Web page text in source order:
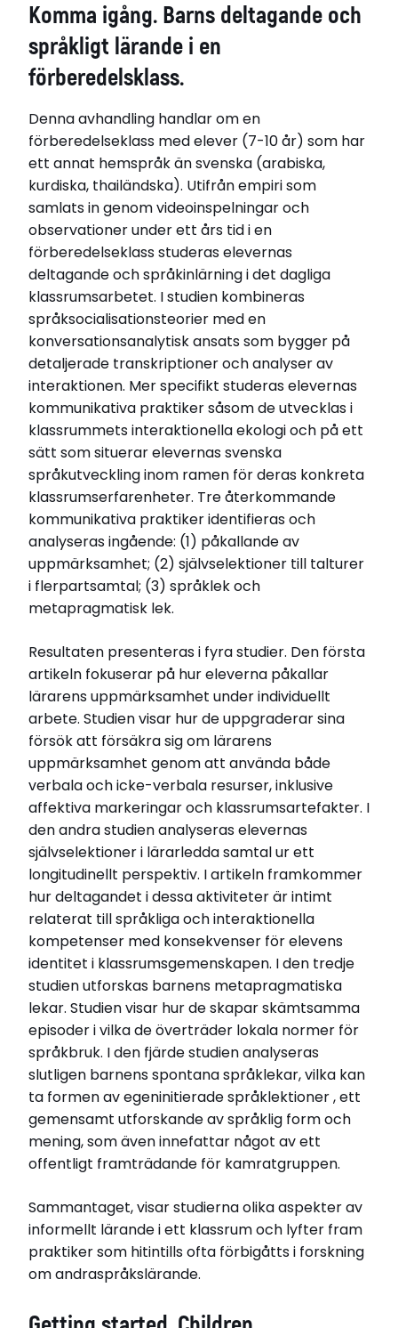
Asta Cekaite
Handledare
Professor Karin Aronsson
Opponent
Disputerat vid
LiU – Linköpings universitet
Disputationsdag
2006-05-05
Titel (se)
Komma igång. Barns deltagande och språkligt
Titel (eng)
Getting started. Children
Institution
Institutionen för Tema, Tema Barn
Relaterade länkar
Läs Skolportens intervju med Asta Cekaite
Läs hela avhandlingen (pdf)
Komma igång. Barns deltagande och
språkligt lärande i en
förberedelsklass.
Denna avhandling handlar om en
förberedelseklass med elever (7-10 år) som har
ett annat hemspråk än svenska (arabiska,
kurdiska, thailändska). Utifrån empiri som
samlats in genom videoinspelningar och
observationer under ett års tid i en
förberedelseklass studeras elevernas
deltagande och språkinlärning i det dagliga
klassrumsarbetet. I studien kombineras
språksocialisationsteorier med en
konversationsanalytisk ansats som bygger på
detaljerade transkriptioner och analyser av
interaktionen. Mer specifikt studeras elevernas
kommunikativa praktiker såsom de utvecklas i
klassrummets interaktionella ekologi och på ett
sätt som situerar elevernas svenska
språkutveckling inom ramen för deras konkreta
klassrumserfarenheter. Tre återkommande
kommunikativa praktiker identifieras och
analyseras ingående: (1) påkallande av
uppmärksamhet; (2) självselektioner till talturer
i flerpartsamtal; (3) språklek och
metapragmatisk lek.
Resultaten presenteras i fyra studier. Den första
artikeln fokuserar på hur eleverna påkallar
lärarens uppmärksamhet under individuellt
arbete. Studien visar hur de uppgraderar sina
försök att försäkra sig om lärarens
uppmärksamhet genom att använda både
verbala och icke-verbala resurser, inklusive
affektiva markeringar och klassrumsartefakter. I
den andra studien analyseras elevernas
självselektioner i lärarledda samtal ur ett
longitudinellt perspektiv. I artikeln framkommer
hur deltagandet i dessa aktiviteter är intimt
relaterat till språkliga och interaktionella
kompetenser med konsekvenser för elevens
identitet i klassrumsgemenskapen. I den tredje
studien utforskas barnens metapragmatiska
lekar. Studien visar hur de skapar skämtsamma
episoder i vilka de överträder lokala normer för
språkbruk. I den fjärde studien analyseras
slutligen barnens spontana språklekar, vilka kan
ta formen av egeninitierade språklektioner , ett
gemensamt utforskande av språklig form och
mening, som även innefattar något av ett
offentligt framträdande för kamratgruppen.
Sammantaget, visar studierna olika aspekter av
informellt lärande i ett klassrum och lyfter fram
praktiker som hitintills ofta förbigåtts i forskning
om andraspråkslärande.